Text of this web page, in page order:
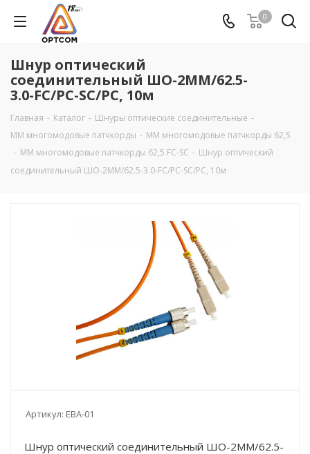
0
Шнур оптический
соединительный ШО-2MM/62.5-
3.0-FC/PC-SC/PC, 10м
Главная - Каталог - Шнуры оптические соединительные -
MM многомодовые патчкорды - ММ многомодовые патчкорды 62,5
- ММ многомодовые патчкорды 62,5 FC-SC - Шнур оптический
соединительный ШО-2MM/62.5-3.0-FC/PC-SC/PC, 10м
Артикул: EBA-01
Шнур оптический соединительный ШО-2MM/62.5-